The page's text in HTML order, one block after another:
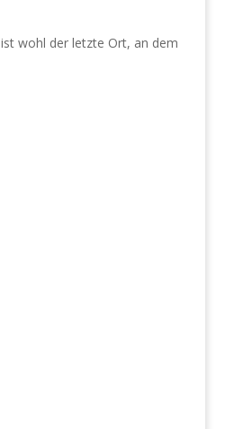
wohl der letzte Ort, an dem